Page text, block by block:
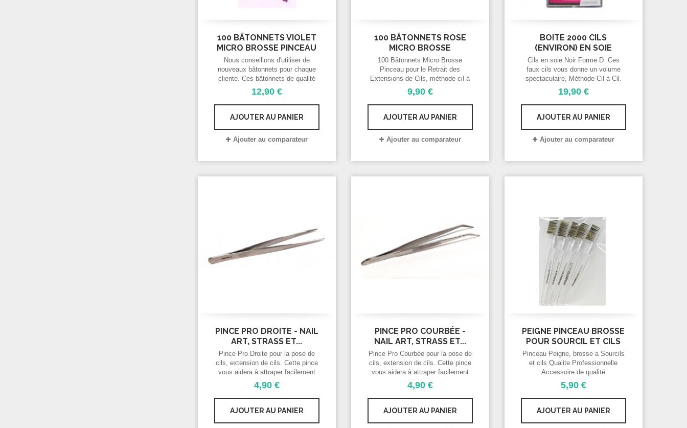
100 BÂTONNETS VIOLET
MICRO BROSSE PINCEAU
Nous conseillons d'utiliser de
nouveaux bâtonnets pour chaque
cliente. Ces bâtonnets de qualité
chirurgicale sont spécialement
destinés à un usage professionnel.
Ils sont conçus pour être utilisés
avec la Solution pour Retirer les
12,90 €
AJOUTER AU PANIER
Ajouter au comparateur
100 BÂTONNETS ROSE
MICRO BROSSE
100 Bâtonnets Micro Brosse
Pinceau pour le Retrait des
Extensions de Cils, méthode cil à
cil. Permet le retrait des cils avec
le solvant.
9,90 €
AJOUTER AU PANIER
Ajouter au comparateur
BOITE 2000 CILS
(ENVIRON) EN SOIE
NOIR...
Cils en soie Noir Forme D Ces
faux cils vous donne un volume
spectaculaire, Méthode Cil à Cil.
Utiliser la pince, la colle, la poire
pour sécher.
19,90 €
AJOUTER AU PANIER
Ajouter au comparateur
PINCE PRO DROITE - NAIL
ART, STRASS ET...
Pince Pro Droite pour la pose de
cils, extension de cils. Cette pince
vous aidera à attraper facilement
vos éléments. Méthode Cil à Cil.
Utiliser la pince, la coll.
4,90 €
AJOUTER AU PANIER
PINCE PRO COURBÉE -
NAIL ART, STRASS ET...
Pince Pro Courbée pour la pose de
cils, extension de cils. Cette pince
vous aidera à attraper facilement
vos éléments. Méthode Cil à Cil.
Utiliser la pince, la colle.
4,90 €
AJOUTER AU PANIER
PEIGNE PINCEAU BROSSE
POUR SOURCIL ET CILS
Pinceau Peigne, brosse a Sourcils
et cils Qualite Professionnelle
Accessoire de qualité
professionnel, pour avoir vos cils et
vos sourcils parfaits.
5,90 €
AJOUTER AU PANIER